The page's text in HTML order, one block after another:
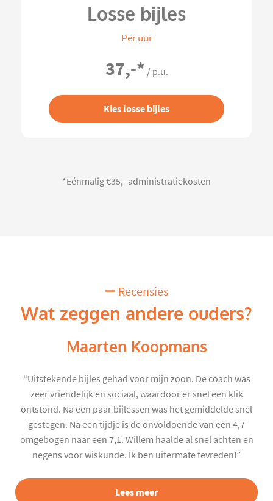
Losse bijles
Per uur
37,-* / p.u.
Kies losse bijles
*Eénmalig €35,- administratiekosten
Recensies
Wat zeggen andere ouders?
Maarten Koopmans
“Uitstekende bijles gehad voor mijn zoon. De coach was
zeer vriendelijk en sociaal, waardoor er snel een klik
ontstond. Na een paar bijlessen was het gemiddelde snel
gestegen. Na een tijdje is de onvoldoende van een 4,7
omgebogen naar een 7,1. Willem haalde al snel achten en
negens voor wiskunde. Ik ben uitermate tevreden!”
Lees meer